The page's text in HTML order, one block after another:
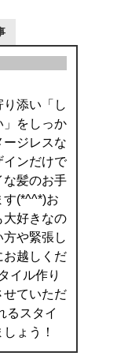
添い「し
」をしっか
ージレスな
インだけで
な髪のお手
す(*^^*)お
大好きなの
や緊張し
お越しくだ
イル作り
せていただ
るスタイ
ょう！